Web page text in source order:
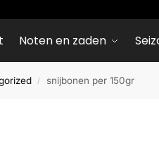
Noten en zaden
/ snijbonen per 150gr